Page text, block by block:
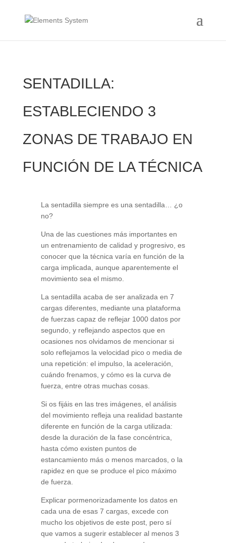
SENTADILLA:
ESTABLECIENDO 3
ZONAS DE TRABAJO EN
FUNCIÓN DE LA TÉCNICA
La sentadilla siempre es una sentadilla… ¿o
no?
Una de las cuestiones más importantes en
un entrenamiento de calidad y progresivo, es
conocer que la técnica varía en función de la
carga implicada, aunque aparentemente el
movimiento sea el mismo.
La sentadilla acaba de ser analizada en 7
cargas diferentes, mediante una plataforma
de fuerzas capaz de reflejar 1000 datos por
segundo, y reflejando aspectos que en
ocasiones nos olvidamos de mencionar si
solo reflejamos la velocidad pico o media de
una repetición: el impulso, la aceleración,
cuándo frenamos, y cómo es la curva de
fuerza, entre otras muchas cosas.
Si os fijáis en las tres imágenes, el análisis
del movimiento refleja una realidad bastante
diferente en función de la carga utilizada:
desde la duración de la fase concéntrica,
hasta cómo existen puntos de
estancamiento más o menos marcados, o la
rapidez en que se produce el pico máximo
de fuerza.
Explicar pormenorizadamente los datos en
cada una de esas 7 cargas, excede con
mucho los objetivos de este post, pero sí
que vamos a sugerir establecer al menos 3